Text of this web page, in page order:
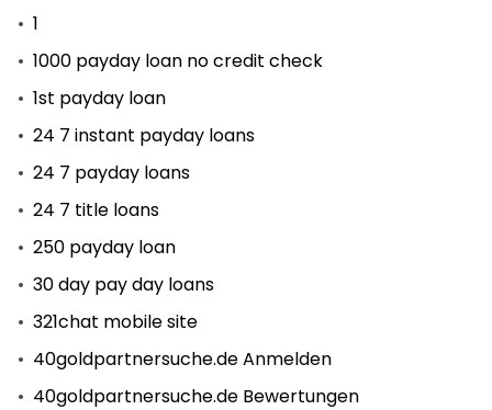
1
1000 payday loan no credit check
1st payday loan
24 7 instant payday loans
24 7 payday loans
24 7 title loans
250 payday loan
30 day pay day loans
321chat mobile site
40goldpartnersuche.de Anmelden
40goldpartnersuche.de Bewertungen